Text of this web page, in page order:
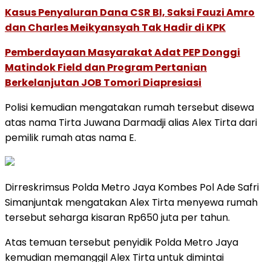
Kasus Penyaluran Dana CSR BI, Saksi Fauzi Amro
dan Charles Meikyansyah Tak Hadir di KPK
Pemberdayaan Masyarakat Adat PEP Donggi
Matindok Field dan Program Pertanian
Berkelanjutan JOB Tomori Diapresiasi
Polisi kemudian mengatakan rumah tersebut disewa
atas nama Tirta Juwana Darmadji alias Alex Tirta dari
pemilik rumah atas nama E.​​​​​​​
Dirreskrimsus Polda Metro Jaya Kombes Pol Ade Safri
Simanjuntak mengatakan Alex Tirta menyewa rumah
tersebut seharga kisaran Rp650 juta per tahun.
Atas temuan tersebut penyidik Polda Metro Jaya
kemudian memanggil Alex Tirta untuk dimintai